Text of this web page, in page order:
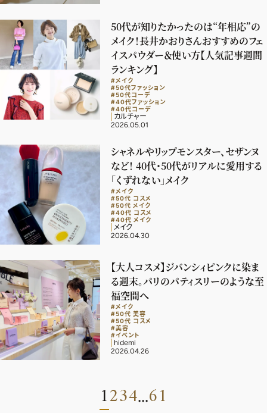
50代が知りたかったのは“年相応”の
メイク！長井かおりさんおすすめのフェ
イスパウダー＆使い方【人気記事週間
ランキング】
#メイク
#50代ファッション
#50代コーデ
#40代ファッション
#40代コーデ
カルチャー
2026.05.01
シャネルやリップモンスター、セザンヌ
など！ 40代・50代がリアルに愛用する
「くずれない」メイク
#メイク
#50代 コスメ
#50代 メイク
#40代 コスメ
#40代 メイク
メイク
2026.04.30
【大人コスメ】ジバンシィピンクに染ま
る週末。パリのパティスリーのような至
福空間へ
#メイク
#50代 美容
#50代 コスメ
#美容
#イベント
hidemi
2026.04.26
1234...61